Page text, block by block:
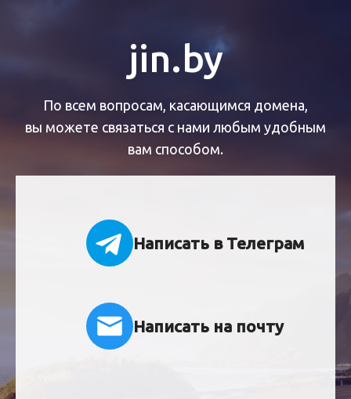
jin.by
По всем вопросам, касающимся домена,
вы можете связаться с нами любым удобным
вам способом.
Написать в Телеграм
Написать на почту